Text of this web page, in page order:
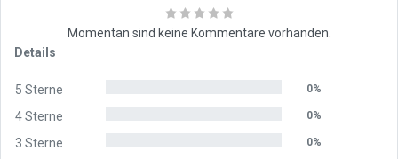
Momentan sind keine Kommentare vorhanden.
Details
5 Sterne 0%
4 Sterne 0%
3 Sterne 0%